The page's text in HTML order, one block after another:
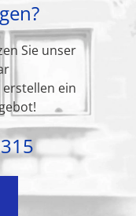
Sie unser
ein